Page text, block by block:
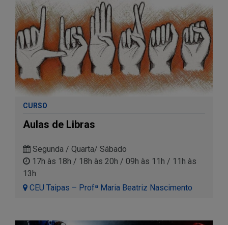
CURSO
Aulas de Libras
Segunda / Quarta/ Sábado
17h às 18h / 18h às 20h / 09h às 11h / 11h às
13h
CEU Taipas – Profª Maria Beatriz Nascimento